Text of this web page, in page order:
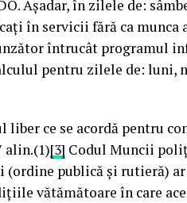
Așadar, în zilele de:
în servicii fără ca munca
întrucât programul
pentru zilele de: luni,
ce se acordă pentru
alin.(1)[3] Codul Muncii
publică și rutieră)
vătămătoare în care